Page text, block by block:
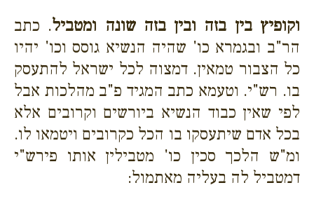
וקופיץ בין בזה ובין בזה שונה ומטביל. כתב
הר"ב ובגמרא כו' שהיה הנשיא גוסס וכו' יהיו
כל הצבור טמאין. דמצוה לכל ישראל להתעסק
בו. רש"י. וטעמא כתב המגיד פ"ב מהלכות אבל
לפי שאין כבוד הנשיא ביורשים וקרובים אלא
בכל אדם שיתעסקו בו הכל כקרובים ויטמאו לו.
ומ"ש הלכך סכין כו' מטבילין אותו פירש"י
דמטביל לה בעליה מאתמול: